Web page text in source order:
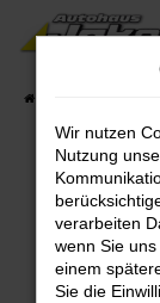
Zum
Hauptinhalt
Beim Laden
Hier sind
Wir nutzen
Nutzung
verarbeiten
wenn Sie
einem
Sie die